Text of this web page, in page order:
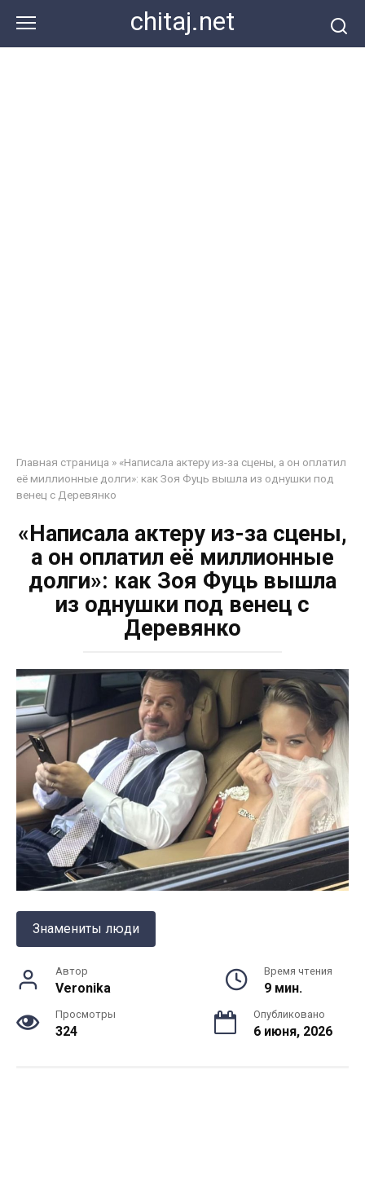
контенту
chitaj.net
Главная страница » «Написала актеру из-за сцены, а он оплатил
её миллионные долги»: как Зоя Фуць вышла из однушки под
венец с Деревянко
«Написала актеру из-за сцены,
а он оплатил её миллионные
долги»: как Зоя Фуць вышла
из однушки под венец с
Деревянко
Знамениты люди
Автор
Veronika
Время чтения
9 мин.
Просмотры
324
Опубликовано
6 июня, 2026